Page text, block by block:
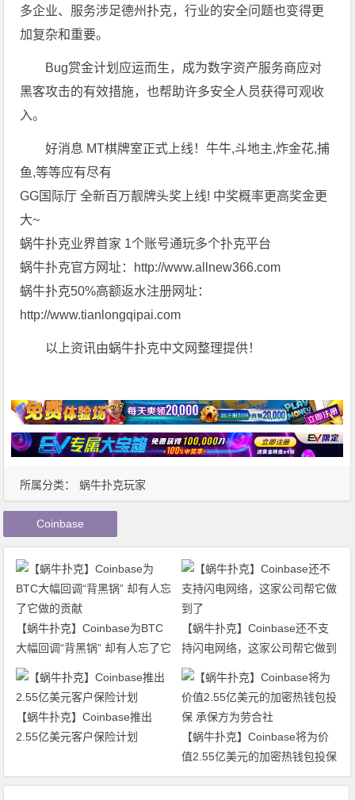
所属分类： 蜗牛扑克玩家
多企业、服务涉足德州扑克，行业的安全问题也变得更
加复杂和重要。
Bug赏金计划应运而生，成为数字资产服务商应对
黑客攻击的有效措施，也帮助许多安全人员获得可观收
入。
好消息 MT棋牌室正式上线！牛牛,斗地主,炸金花,捕
鱼,等等应有尽有
GG国际厅 全新百万靓牌头奖上线! 中奖概率更高奖金更
大~
蜗牛扑克业界首家 1个账号通玩多个扑克平台
蜗牛扑克官方网址：http://www.allnew366.com
蜗牛扑克50%高额返水注册网址：
http://www.tianlongqipai.com
以上资讯由蜗牛扑克中文网整理提供！
Coinbase
【蜗牛扑克】Coinbase为BTC
大幅回调“背黑锅” 却有人忘了它
做的贡献
【蜗牛扑克】Coinbase还不支
持闪电网络，这家公司帮它做到
了
【蜗牛扑克】Coinbase推出
2.55亿美元客户保险计划
【蜗牛扑克】Coinbase将为价
值2.55亿美元的加密热钱包投保
承保方为劳合社